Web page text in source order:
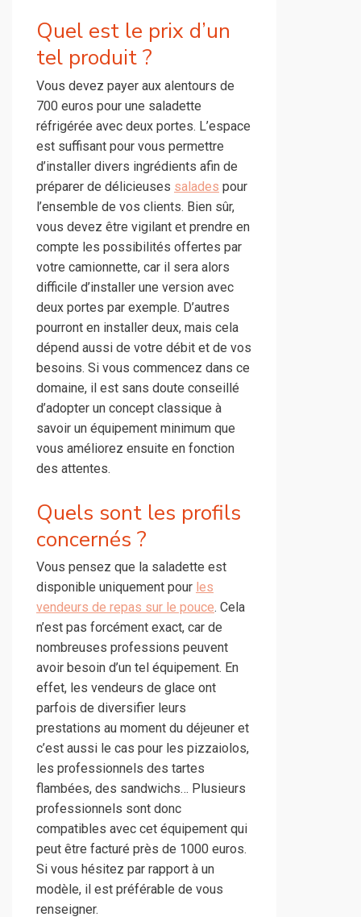
Quel est le prix d’un
tel produit ?
Vous devez payer aux alentours de
700 euros pour une saladette
réfrigérée avec deux portes. L’espace
est suffisant pour vous permettre
d’installer divers ingrédients afin de
préparer de délicieuses salades pour
l’ensemble de vos clients. Bien sûr,
vous devez être vigilant et prendre en
compte les possibilités offertes par
votre camionnette, car il sera alors
difficile d’installer une version avec
deux portes par exemple. D’autres
pourront en installer deux, mais cela
dépend aussi de votre débit et de vos
besoins. Si vous commencez dans ce
domaine, il est sans doute conseillé
d’adopter un concept classique à
savoir un équipement minimum que
vous améliorez ensuite en fonction
des attentes.
Quels sont les profils
concernés ?
Vous pensez que la saladette est
disponible uniquement pour les
vendeurs de repas sur le pouce. Cela
n’est pas forcément exact, car de
nombreuses professions peuvent
avoir besoin d’un tel équipement. En
effet, les vendeurs de glace ont
parfois de diversifier leurs
prestations au moment du déjeuner et
c’est aussi le cas pour les pizzaiolos,
les professionnels des tartes
flambées, des sandwichs… Plusieurs
professionnels sont donc
compatibles avec cet équipement qui
peut être facturé près de 1000 euros.
Si vous hésitez par rapport à un
modèle, il est préférable de vous
renseigner.